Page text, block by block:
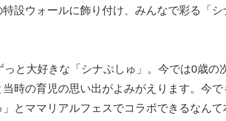
設ウォールに飾り付け、みんなで彩る「
っと大好きな「シナぷしゅ」。今では0歳
時の育児の思い出がよみがえります。今
とママリアルフェスでコラボできるなん